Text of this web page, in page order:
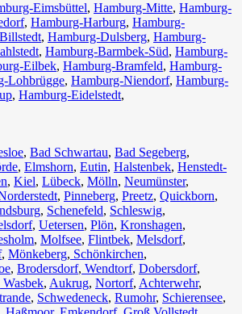
Eimsbüttel, Hamburg-Mitte, Hamburg-
, Hamburg-Harburg, Hamburg-
, Hamburg-Dulsberg, Hamburg-
, Hamburg-Barmbek-Süd, Hamburg-
Eilbek, Hamburg-Bramfeld, Hamburg-
Lohbrügge, Hamburg-Niendorf, Hamburg-
, Hamburg-Eidelstedt,
, Bad Schwartau, Bad Segeberg,
, Elmshorn, Eutin, Halstenbek, Henstedt-
, Kiel, Lübeck, Mölln, Neumünster,
, Pinneberg, Preetz, Quickborn,
, Schenefeld, Schleswig,
, Uetersen, Plön, Kronshagen,
, Molfsee, Flintbek, Melsdorf,
, Mönkeberg, Schönkirchen,
, Brodersdorf, Wendtorf, Dobersdorf,
Wasbek, Aukrug, Nortorf, Achterwehr,
, Schwedeneck, Rumohr, Schierensee,